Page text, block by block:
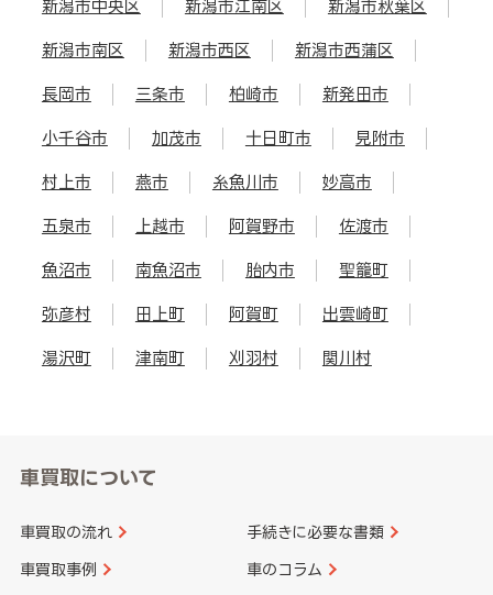
新潟市中央区 新潟市江南区 新潟市秋葉区
新潟市南区 新潟市西区 新潟市西蒲区
長岡市 三条市 柏崎市 新発田市
小千谷市 加茂市 十日町市 見附市
村上市 燕市 糸魚川市 妙高市
五泉市 上越市 阿賀野市 佐渡市
魚沼市 南魚沼市 胎内市 聖籠町
弥彦村 田上町 阿賀町 出雲崎町
湯沢町 津南町 刈羽村 関川村
車買取について
車買取の流れ 手続きに必要な書類
車買取事例 車のコラム